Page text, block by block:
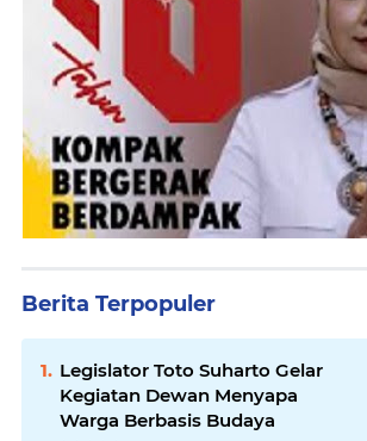
Berita Terpopuler
Legislator Toto Suharto Gelar
Kegiatan Dewan Menyapa
Warga Berbasis Budaya